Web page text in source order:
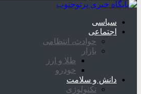
سیاسی
اجتماعی
حوادث، انتظامی
بازار
طلا و ارز
خودرو
دانش و سلامت
تکنولوژی